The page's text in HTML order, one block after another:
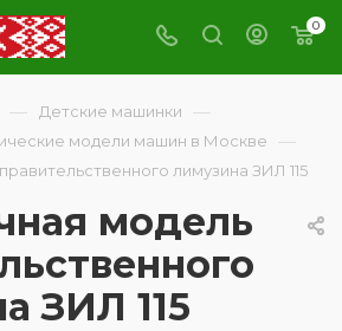
0
— Детские машинки —
модели машин в Москве —
лимузина ЗИЛ 115
модель
ЗИЛ 115